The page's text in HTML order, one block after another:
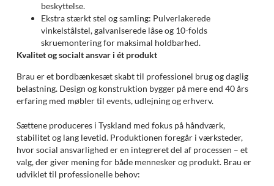
beskyttelse.
Ekstra stærkt stel og samling: Pulverlakerede
vinkelstålstel, galvaniserede låse og 10-folds
skruemontering for maksimal holdbarhed.
Kvalitet og socialt ansvar i ét produkt
Brau er et bordbænkesæt skabt til professionel brug og daglig
belastning. Design og konstruktion bygger på mere end 40 års
erfaring med møbler til events, udlejning og erhverv.
Sættene produceres i Tyskland med fokus på håndværk,
stabilitet og lang levetid. Produktionen foregår i værksteder,
hvor social ansvarlighed er en integreret del af processen – et
valg, der giver mening for både mennesker og produkt. Brau er
udviklet til professionelle behov: